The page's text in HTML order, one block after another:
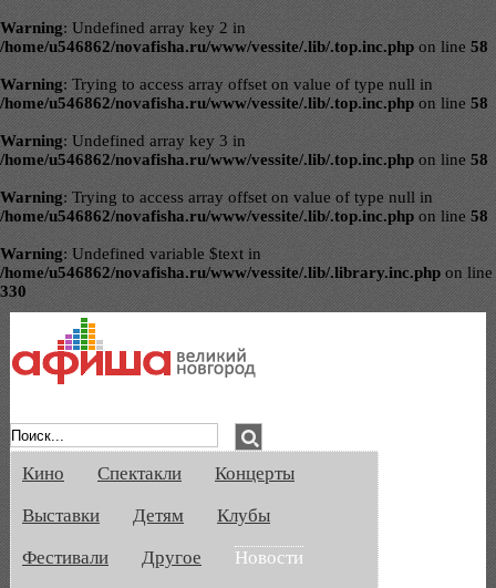
Warning: Undefined array key 2 in
/home/u546862/novafisha.ru/www/vessite/.lib/.top.inc.php on line 58
Warning: Trying to access array offset on value of type null in
/home/u546862/novafisha.ru/www/vessite/.lib/.top.inc.php on line 58
Warning: Undefined array key 3 in
/home/u546862/novafisha.ru/www/vessite/.lib/.top.inc.php on line 58
Warning: Trying to access array offset on value of type null in
/home/u546862/novafisha.ru/www/vessite/.lib/.top.inc.php on line 58
Warning: Undefined variable $text in
/home/u546862/novafisha.ru/www/vessite/.lib/.library.inc.php on line
330
Кино Спектакли
Концерты
Выставки
Детям
Клубы
Фестивали
Другое
Новости